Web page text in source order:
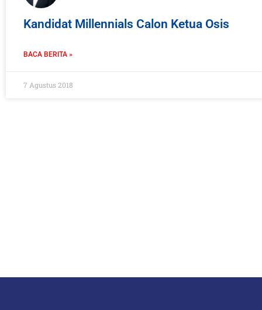
Kandidat Millennials Calon Ketua Osis
BACA BERITA »
7 Agustus 2018